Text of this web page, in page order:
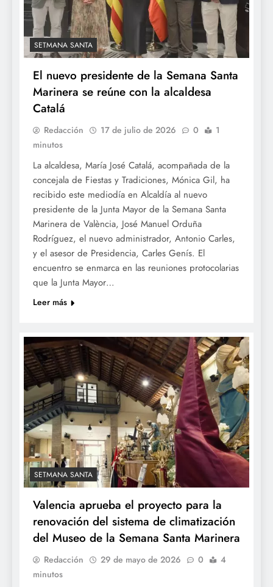
SETMANA SANTA
El nuevo presidente de la Semana Santa
Marinera se reúne con la alcaldesa
Catalá
Redacción 17 de julio de 2026 0
1
minutos
La alcaldesa, María José Catalá, acompañada de la
concejala de Fiestas y Tradiciones, Mónica Gil, ha
recibido este mediodía en Alcaldía al nuevo
presidente de la Junta Mayor de la Semana Santa
Marinera de València, José Manuel Orduña
Rodríguez, el nuevo administrador, Antonio Carles,
y el asesor de Presidencia, Carles Genís. El
encuentro se enmarca en las reuniones protocolarias
que la Junta Mayor…
Leer más
SETMANA SANTA
Valencia aprueba el proyecto para la
renovación del sistema de climatización
del Museo de la Semana Santa Marinera
Redacción 29 de mayo de 2026 0
4
minutos